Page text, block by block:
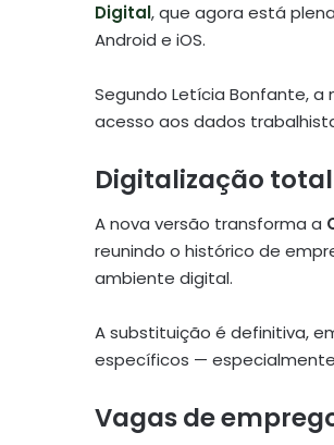
Digital, que agora está
Android e iOS.
Segundo Letícia Bonfante,
acesso aos dados
Digitalização
A nova versão transforma a
reunindo o histórico de
ambiente digital.
A substituição é definitiva,
específicos —
Vagas de